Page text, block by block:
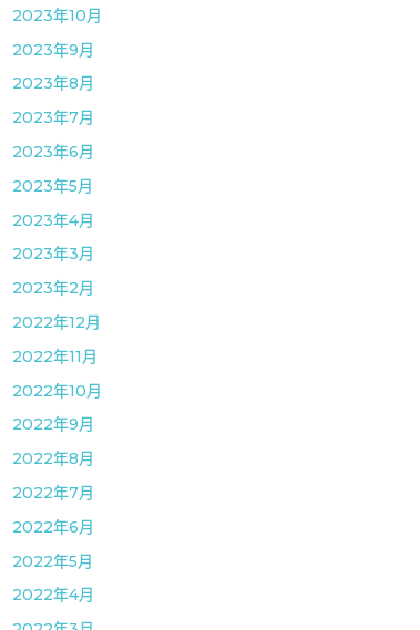
2023年10月
2023年9月
2023年8月
2023年7月
2023年6月
2023年5月
2023年4月
2023年3月
2023年2月
2022年12月
2022年11月
2022年10月
2022年9月
2022年8月
2022年7月
2022年6月
2022年5月
2022年4月